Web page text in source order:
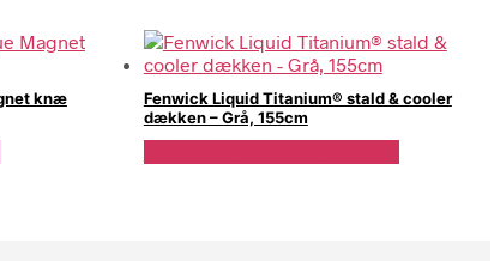
knæ
Fenwick Liquid Titanium® stald & cooler
dækken – Grå, 155cm